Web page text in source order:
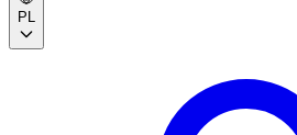
PL